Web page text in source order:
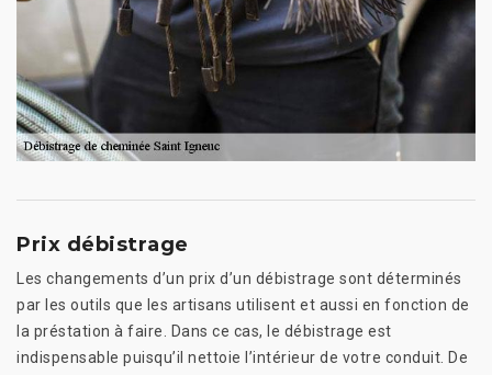
Prix débistrage
Les changements d’un prix d’un débistrage sont déterminés
par les outils que les artisans utilisent et aussi en fonction de
la préstation à faire. Dans ce cas, le débistrage est
indispensable puisqu’il nettoie l’intérieur de votre conduit. De